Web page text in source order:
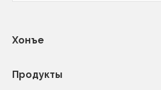
Хонъе
Продукты